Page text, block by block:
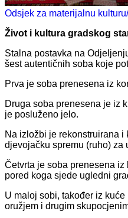
Odsjek za materijalnu kulturu
Život i kultura gradskog
Stalna postavka na
šest autentičnih soba koje
Prva je soba prenesena iz
Druga soba prenesena je iz
je posluženo jelo.
Na izložbi je rekonstruirana
djevojačku spremu (ruho) za
Četvrta je soba prenesena
pored koga sjede ugledni
U maloj sobi, također iz
oružjem i drugim